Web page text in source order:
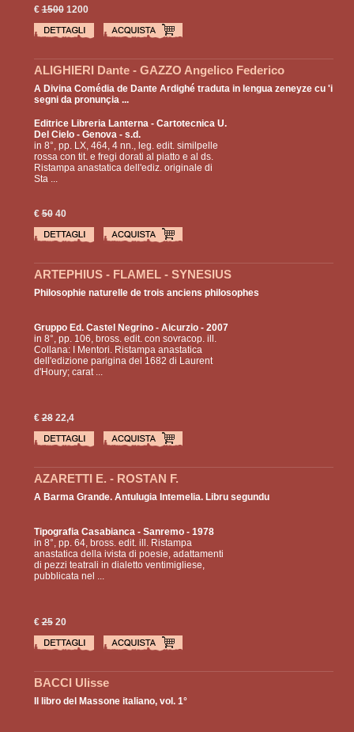
€15001200
ALIGHIERI Dante - GAZZO Angelico Federico
A Divina Comédia de Dante Ardighé traduta in lengua zeneyze cu 'i
segni da pronunçia ...
Editrice Libreria Lanterna - Cartotecnica U.
Del Cielo- Genova - s.d.
in 8°, pp. LX, 464, 4 nn., leg. edit. similpelle
rossa con tit. e fregi dorati al piatto e al ds.
Ristampa anastatica dell'ediz. originale di
Sta ...
€5040
ARTEPHIUS - FLAMEL - SYNESIUS
Philosophie naturelle de trois anciens philosophes
Gruppo Ed. Castel Negrino- Aicurzio - 2007
in 8°, pp. 106, bross. edit. con sovracop. ill.
Collana: I Mentori. Ristampa anastatica
dell'edizione parigina del 1682 di Laurent
d'Houry; carat ...
€2822,4
AZARETTI E. - ROSTAN F.
A Barma Grande. Antulugia Intemelia. Libru segundu
Tipografia Casabianca- Sanremo - 1978
in 8°, pp. 64, bross. edit. ill. Ristampa
anastatica della ivista di poesie, adattamenti
di pezzi teatrali in dialetto ventimigliese,
pubblicata nel ...
€2520
BACCI Ulisse
Il libro del Massone italiano, vol. 1°